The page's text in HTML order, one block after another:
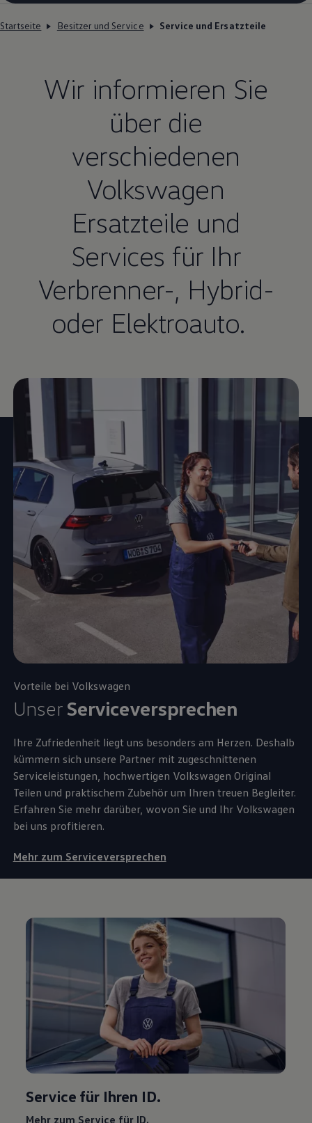
Startseite Besitzer und Service Service und Ersatzteile
Wir informieren Sie
über die
verschiedenen
Volkswagen
Ersatzteile und
Services für Ihr
Verbrenner-, Hybrid-
oder Elektroauto.
Vorteile bei Volkswagen
Unser Serviceversprechen
Ihre Zufriedenheit liegt uns besonders am Herzen. Deshalb
kümmern sich unsere Partner mit zugeschnittenen
Serviceleistungen, hochwertigen Volkswagen Original
Teilen und praktischem Zubehörum Ihren treuen Begleiter.
Erfahren Sie mehr darüber, wovon Sie und Ihr Volkswagen
bei uns profitieren.
Mehr zum Serviceversprechen
Service für Ihren ID.
Mehr zum Service für ID.